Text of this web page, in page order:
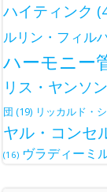
ハイティンク
ルリン・フィル
ハーモニー
リス・ヤンソ
団 (19) リッカルド・
ヤル・コンセ
(16) ヴラディーミ